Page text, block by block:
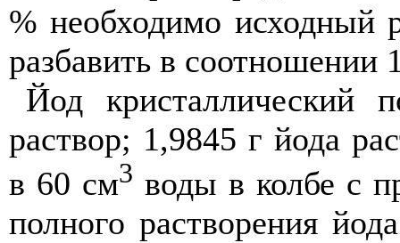
% необходимо исходный
разбавить в соотношении
Йод кристаллический
раствор; 1,9845 г йода
в 60 см3 воды в колбе с
полного растворения